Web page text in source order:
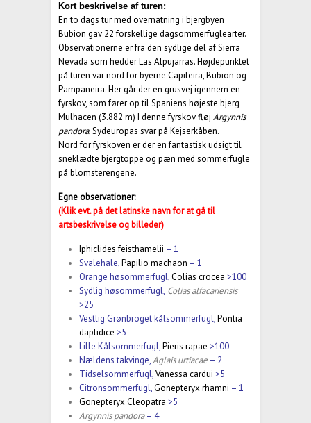
Kort beskrivelse af turen:
En to dags tur med overnatning i bjergbyen
Bubion gav 22 forskellige dagsommerfuglearter.
Observationerne er fra den sydlige del af Sierra
Nevada som hedder Las Alpujarras. Højdepunktet
på turen var nord for byerne Capileira, Bubion og
Pampaneira. Her går der en grusvej igennem en
fyrskov, som fører op til Spaniens højeste bjerg
Mulhacen (3.882 m) I denne fyrskov fløj Argynnis
pandora, Sydeuropas svar på Kejserkåben.
Nord for fyrskoven er der en fantastisk udsigt til
sneklædte bjergtoppe og pæn med sommerfugle
på blomsterengene.
Egne observationer:
(Klik evt. på det latinske navn for at gå til
artsbeskrivelse og billeder)
Iphiclides feisthamelii – 1
Svalehale,Papilio machaon – 1
Orange høsommerfugl,Colias crocea >100
Sydlig høsommerfugl, Colias alfacariensis
>25
Vestlig Grønbroget kålsommerfugl,Pontia
daplidice >5
Lille Kålsommerfugl,Pieris rapae >100
Nældens takvinge,Aglais urtiacae – 2
Tidselsommerfugl,Vanessa cardui >5
Citronsommerfugl,Gonepteryx rhamni – 1
Gonepteryx Cleopatra >5
Argynnis pandora – 4